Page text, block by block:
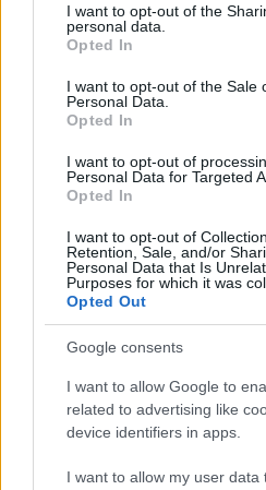
not limited to your visit or usage
grant or deny consent to Google
use your data for below
consent section.
I want to opt-out of the
personal data.
Opted In
I want to opt-out of the Sale
Personal Data.
Opted In
I want to opt-out of
Personal Data for Targeted
Opted In
I want to opt-out of
Retention, Sale, and/or
Personal Data that Is
Purposes for which it was
Opted Out
Google consents
I want to allow Google to
related to advertising like
device identifiers in apps.
I want to allow my user data
līdzcilvēkos
VIDEO. Latgalē uz lauku
ceļa pamanīts brīvsolī
devies eksotisks
skrējējs
Atcelt